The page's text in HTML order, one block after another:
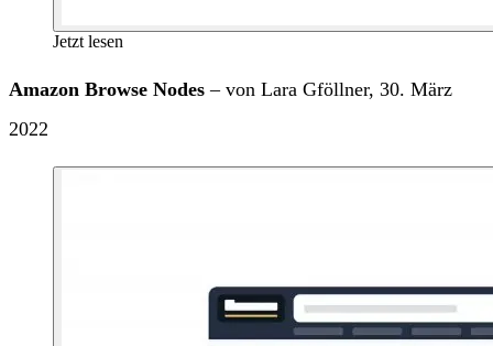
Jetzt lesen
Amazon Browse Nodes– von Lara Gföllner, 30. März
2022